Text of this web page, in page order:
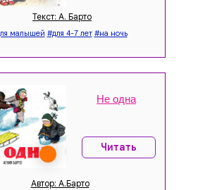
Не одна
Автор: А.Барто
Читать
Текст: А. Барто
малышей #для 4-7 лет #на ночь